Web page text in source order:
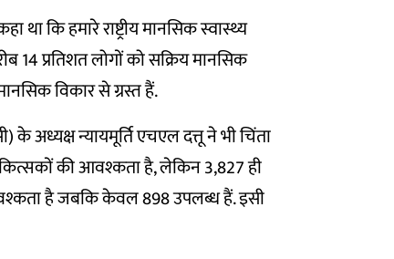
था कि हमारे राष्ट्रीय मानसिक स्वास्थ्य
14 प्रतिशत लोगों को सक्रिय मानसिक
विकार से ग्रस्त हैं.
के अध्यक्ष न्यायमूर्ति एचएल दत्तू ने भी चिंता
की आवश्कता है, लेकिन 3,827 ही
है जबकि केवल 898 उपलब्ध हैं. इसी